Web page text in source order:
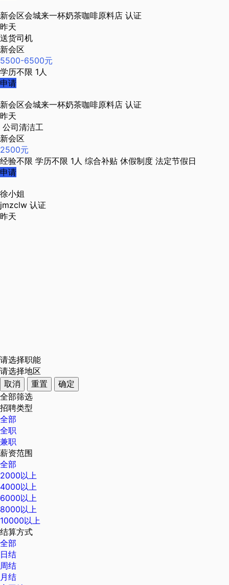
新会区会城来一杯奶茶咖啡原料店 认证
昨天
送货司机
新会区
5500-6500元
学历不限 1人
申请
新会区会城来一杯奶茶咖啡原料店 认证
昨天
公司清洁工
新会区
2500元
经验不限 学历不限 1人 综合补贴 休假制度 法定节假日
申请
徐小姐
jmzclw 认证
昨天
请选择职能
请选择地区
取消
重置
确定
全部筛选
招聘类型
全部
全职
兼职
薪资范围
全部
2000以上
4000以上
6000以上
8000以上
10000以上
结算方式
全部
日结
周结
月结